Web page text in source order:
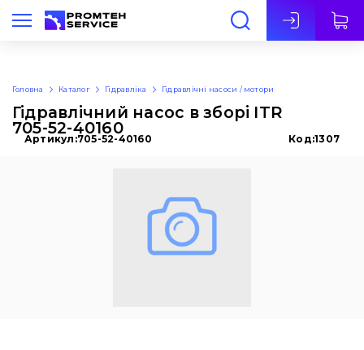
Укр
Головна Каталог Гідравліка Гідравлічні насоси / мотори
Гідравлічний насос в зборі ITR
705-52-40160
Артикул:705-52-40160 Код:1307